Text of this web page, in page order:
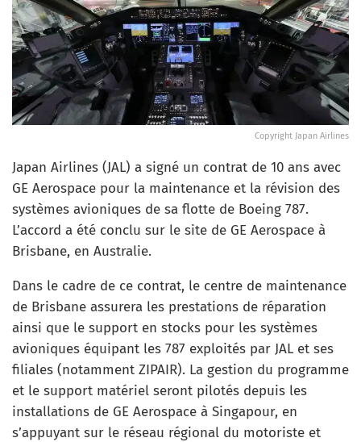
Copyright Japan Airlines
Japan Airlines (JAL) a signé un contrat de 10 ans avec
GE Aerospace pour la maintenance et la révision des
systèmes avioniques de sa flotte de Boeing 787.
L’accord a été conclu sur le site de GE Aerospace à
Brisbane, en Australie.
Dans le cadre de ce contrat, le centre de maintenance
de Brisbane assurera les prestations de réparation
ainsi que le support en stocks pour les systèmes
avioniques équipant les 787 exploités par JAL et ses
filiales (notamment ZIPAIR). La gestion du programme
et le support matériel seront pilotés depuis les
installations de GE Aerospace à Singapour, en
s’appuyant sur le réseau régional du motoriste et